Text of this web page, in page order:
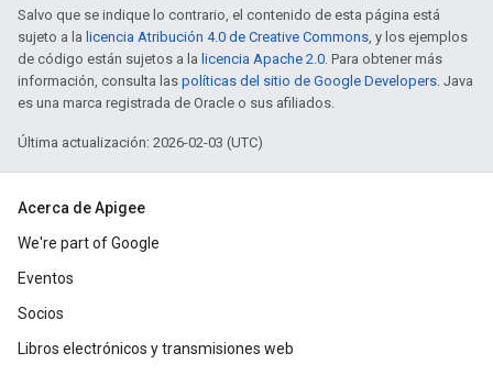
Salvo que se indique lo contrario, el contenido de esta página está
sujeto a la licencia Atribución 4.0 de Creative Commons, y los ejemplos
de código están sujetos a la licencia Apache 2.0. Para obtener más
información, consulta las políticas del sitio de Google Developers. Java
es una marca registrada de Oracle o sus afiliados.
Última actualización: 2026-02-03 (UTC)
Acerca de Apigee
We're part of Google
Eventos
Socios
Libros electrónicos y transmisiones web